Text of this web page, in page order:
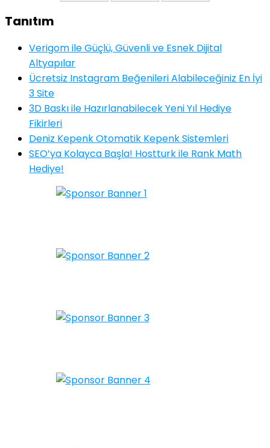
Tanıtım
Verigom ile Güçlü, Güvenli ve Esnek Dijital
Altyapılar
Ücretsiz Instagram Beğenileri Alabileceğiniz En İyi
3 Site
3D Baskı ile Hazırlanabilecek Yeni Yıl Hediye
Fikirleri
Deniz Kepenk Otomatik Kepenk Sistemleri
SEO’ya Kolayca Başla! Hostturk ile Rank Math
Hediye!